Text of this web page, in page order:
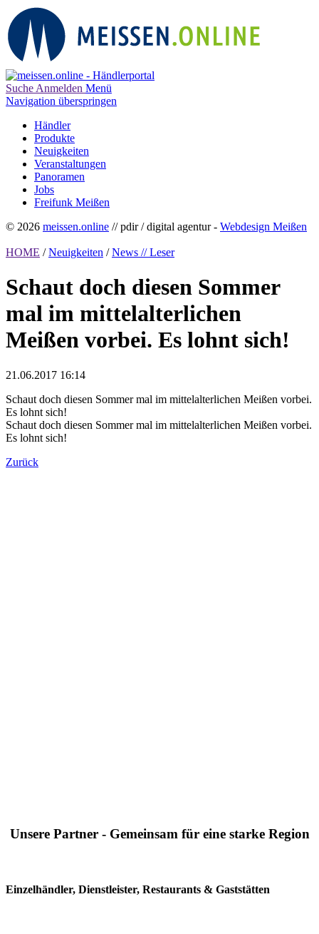
Suche Anmelden Menü
Navigation überspringen
Händler
Produkte
Neuigkeiten
Veranstaltungen
Panoramen
Jobs
Freifunk Meißen
© 2026 meissen.online // pdir / digital agentur - Webdesign Meißen
HOME / Neuigkeiten / News // Leser
Schaut doch diesen Sommer
mal im mittelalterlichen
Meißen vorbei. Es lohnt sich!
21.06.2017 16:14
Schaut doch diesen Sommer mal im mittelalterlichen Meißen vorbei.
Es lohnt sich!
Schaut doch diesen Sommer mal im mittelalterlichen Meißen vorbei.
Es lohnt sich!
Zurück
Unsere Partner - Gemeinsam für eine starke Region
Einzelhändler, Dienstleister, Restaurants & Gaststätten